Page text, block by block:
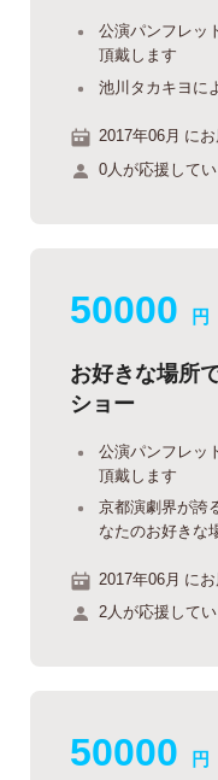
公演パンフレッ
頂戴します
池川タカキヨに
2017年06月 にお
0人が応援してい
50000 円
お好きな場所
ショー
公演パンフレッ
頂戴します
京都演劇界が誇
なたのお好きな
2017年06月 に
2人が応援してい
50000 円